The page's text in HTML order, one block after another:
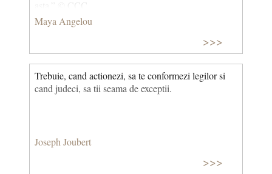
Maya Angelou
>>>
Trebuie, cand actionezi, sa te conformezi legilor si
cand judeci, sa tii seama de exceptii.
Joseph Joubert
>>>